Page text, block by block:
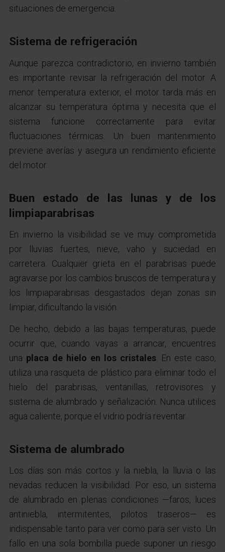
situaciones de emergencia.
Sistema de refrigeración
Aunque parezca contradictorio, en invierno también
es importante revisar la refrigeración del motor. A
menor temperatura exterior, el motor tarda más en
alcanzar su temperatura óptima y necesita que el
sistema funcione correctamente para evitar
fluctuaciones térmicas. Un buen mantenimiento
previene averías y asegura un rendimiento eficiente
del motor.
Buen estado de las lunas y de los
limpiaparabrisas
En invierno la visibilidad se ve muy comprometida
por lluvias fuertes, nieve, vaho y suciedad en
carretera. Cualquier grieta en el parabrisas puede
agravarse por los cambios bruscos de temperatura y
los limpiaparabrisas desgastados dejan zonas sin
limpiar, dificultando la visión.
De hecho, debido a las bajas temperaturas, puede
ocurrir que, cuando vayas a arrancar, encuentres
una placa de hielo en los cristales . En este caso,
utiliza una rasqueta de plástico para eliminar todo el
hielo del parabrisas, ventanillas, retrovisores y
sistema de alumbrado y señalización. Nunca utilices
agua caliente, porque el vidrio podría reventar.
Sistema de alumbrado
Los días son más cortos y la niebla, la lluvia o las
nevadas reducen la visibilidad. Por eso, un sistema
de alumbrado en plenas condiciones —faros, luces
antiniebla, intermitentes, pilotos traseros— es
indispensable tanto para ver como para ser visto. Un
fallo en una sola bombilla puede suponer un riesgo